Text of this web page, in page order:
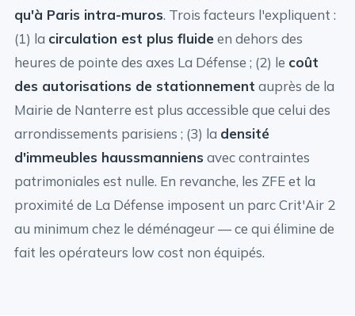
qu'à Paris intra-muros. Trois facteurs l'expliquent :
(1) la circulation est plus fluideen dehors des
heures de pointe des axes La Défense ; (2) le coût
des autorisations de stationnement auprès de la
Mairie de Nanterre est plus accessible que celui des
arrondissements parisiens ; (3) la densité
d'immeubles haussmanniens avec contraintes
patrimoniales est nulle. En revanche, les ZFE et la
proximité de La Défense imposent un parc Crit'Air 2
au minimum chez le déménageur — ce qui élimine de
fait les opérateurs low cost non équipés.